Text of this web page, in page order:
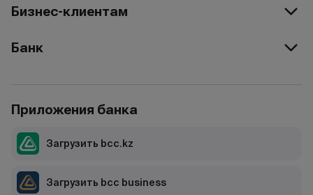
Бизнес-клиентам
Банк
Приложения банка
Загрузить bcc.kz
Загрузить bcc business